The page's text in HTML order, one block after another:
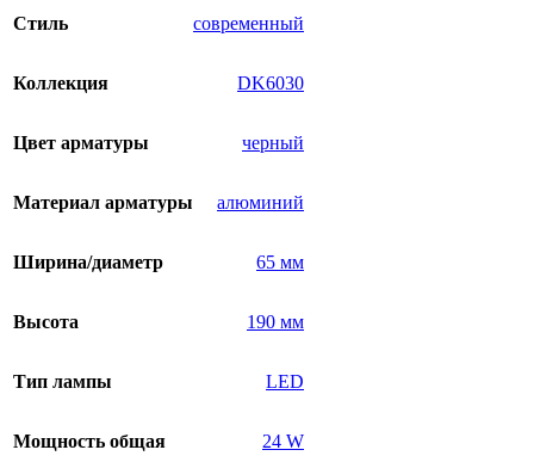
Стиль современный
Коллекция DK6030
Цвет арматуры черный
Материал арматуры алюминий
Ширина/диаметр 65 мм
Высота 190 мм
Тип лампы LED
Мощность общая 24 W